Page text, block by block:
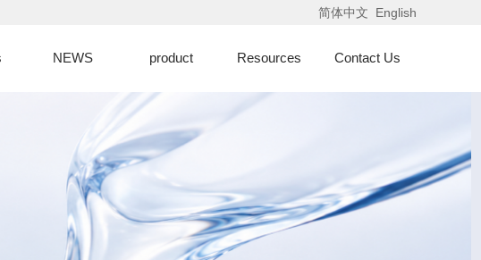
简体中文 English
NEWS product Resources Contact Us